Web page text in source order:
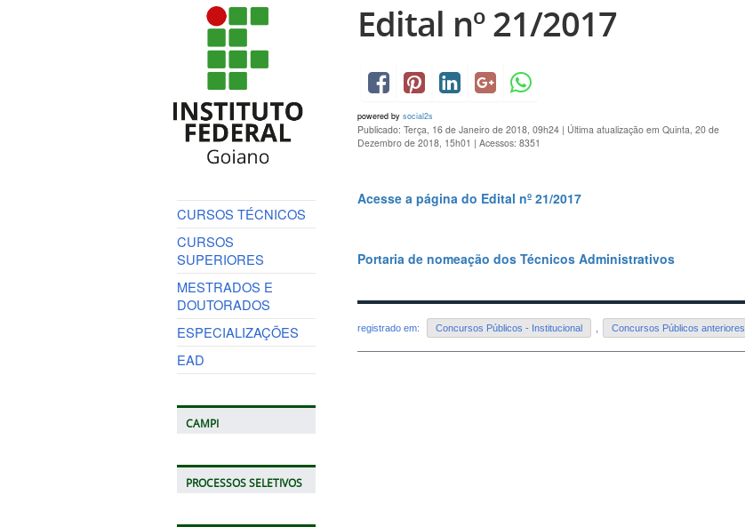
CURSOS TÉCNICOS
CURSOS
SUPERIORES
MESTRADOS E
DOUTORADOS
ESPECIALIZAÇÕES
EAD
CAMPI
PROCESSOS SELETIVOS
Edital nº 21/2017
powered by social2s
Publicado: Terça, 16 de Janeiro de 2018, 09h24 | Última atualização em Quinta, 20 de
Dezembro de 2018, 15h01 | Acessos: 8351
Acesse a página do Edital nº 21/2017
Portaria de nomeação dos Técnicos Administrativos
registrado em: Concursos Públicos - Institucional Concursos Públicos anteriores